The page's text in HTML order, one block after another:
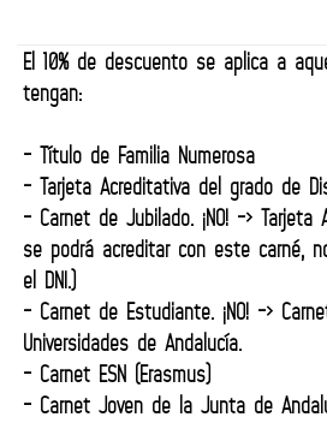
El 10% de descuento se aplica a
tengan:
- Título de Familia Numerosa
- Tarjeta Acreditativa del grado de
- Carnet de Jubilado. ¡NO! ->
se podrá acreditar con este carné,
el DNI.)
- Carnet de Estudiante. ¡NO! ->
Universidades de Andalucía.
- Carnet ESN (Erasmus)
- Carnet Joven de la Junta de